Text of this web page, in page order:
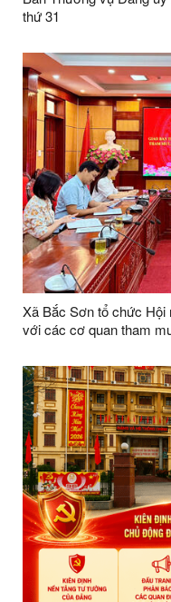
thứ 31
Xã Bắc Sơn tổ chức
với các cơ quan tham